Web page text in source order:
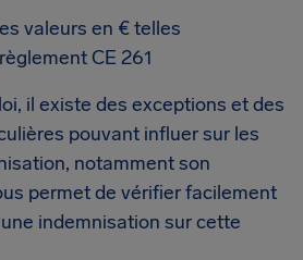
valeurs en € telles
CE 261
il existe des exceptions et des
pouvant influer sur les
notamment son
permet de vérifier facilement
indemnisation sur cette